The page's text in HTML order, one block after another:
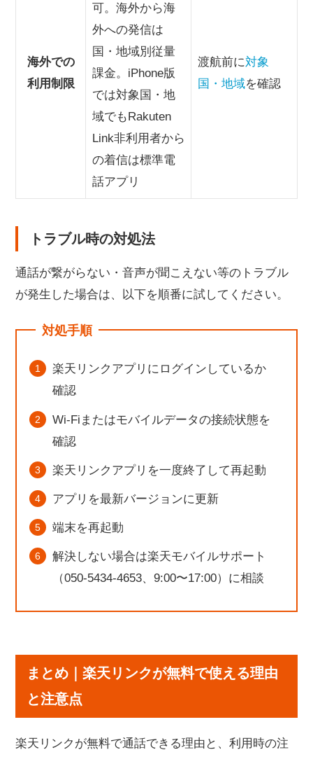
海外での
利用制限
可。海外から海
外への発信は
国・地域別従量
課金。iPhone版
では対象国・地
域でもRakuten
Link非利用者から
の着信は標準電
話アプリ
渡航前に対象
国・地域を確認
トラブル時の対処法
通話が繋がらない・音声が聞こえない等のトラブル
が発生した場合は、以下を順番に試してください。
対処手順
楽天リンクアプリにログインしているか
確認
Wi-Fiまたはモバイルデータの接続状態を
確認
楽天リンクアプリを一度終了して再起動
アプリを最新バージョンに更新
端末を再起動
解決しない場合は楽天モバイルサポート
（050-5434-4653、9:00〜17:00）に相談
まとめ｜楽天リンクが無料で使える理由
と注意点
楽天リンクが無料で通話できる理由と、利用時の注